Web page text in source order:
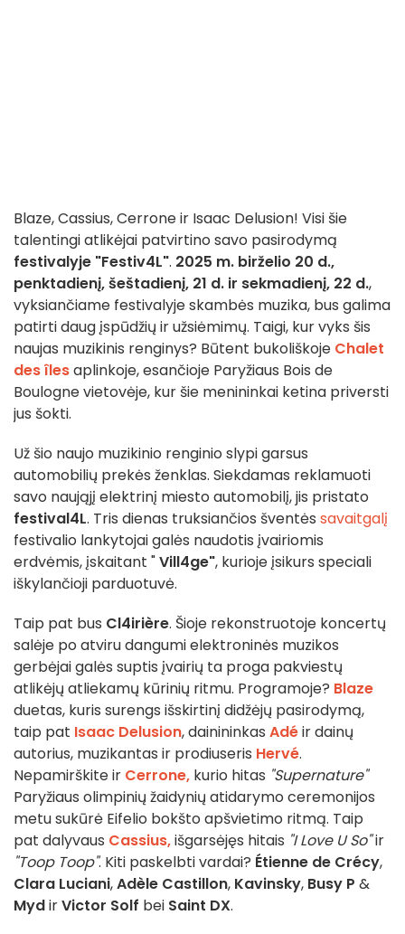
Blaze, Cassius, Cerrone ir Isaac Delusion! Visi šie
talentingi atlikėjai patvirtino savo pasirodymą
festivalyje "Festiv4L". 2025 m. birželio 20 d.,
penktadienį, šeštadienį, 21 d. ir sekmadienį, 22 d.,
vyksiančiame festivalyje skambės muzika, bus galima
patirti daug įspūdžių ir užsiėmimų. Taigi, kur vyks šis
naujas muzikinis renginys? Būtent bukoliškoje Chalet
des îlesaplinkoje, esančioje Paryžiaus Bois de
Boulogne vietovėje, kur šie menininkai ketina priversti
jus šokti.
Už šio naujo muzikinio renginio slypi garsus
automobilių prekės ženklas. Siekdamas reklamuoti
savo naująjį elektrinį miesto automobilį, jis pristato
festival4L. Tris dienas truksiančios šventės savaitgalį
festivalio lankytojai galės naudotis įvairiomis
erdvėmis, įskaitant "Vill4ge", kurioje įsikurs speciali
iškylančioji parduotuvė.
Taip pat bus Cl4irière. Šioje rekonstruotoje koncertų
salėje po atviru dangumi elektroninės muzikos
gerbėjai galės suptis įvairių ta proga pakviestų
atlikėjų atliekamų kūrinių ritmu. Programoje? Blaze
duetas, kuris surengs išskirtinį didžėjų pasirodymą,
taip pat Isaac Delusion, dainininkas Adéir dainų
autorius, muzikantas ir prodiuseris Hervé.
Nepamirškite ir Cerrone, kurio hitas "Supernature"
Paryžiaus olimpinių žaidynių atidarymo ceremonijos
metu sukūrė Eifelio bokšto apšvietimo ritmą. Taip
pat dalyvaus Cassius,išgarsėjęs hitais "I Love U So"ir
"Toop Toop". Kiti paskelbti vardai? Étienne de Crécy,
Clara Luciani,Adèle Castillon, Kavinsky, Busy P &
MydirVictor Solf bei Saint DX.